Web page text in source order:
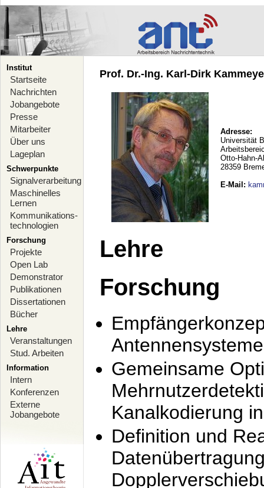
Institut
Startseite
Nachrichten
Jobangebote
Presse
Mitarbeiter
Über uns
Lageplan
Schwerpunkte
Signalverarbeitung
Maschinelles
Lernen
Kommunikations-
technologien
Forschung
Projekte
Open Lab
Demonstrator
Publikationen
Dissertationen
Bücher
Lehre
Veranstaltungen
Stud. Arbeiten
Information
Intern
Konferenzen
Externe
Jobangebote
Prof. Dr.-Ing. Karl-Dirk
Adresse:
Universität
Otto-Hahn-
28359
E-Mail :
Lehre
Forschung
Antennensysteme
Gemeinsame
Kanalkodierung
Definition und